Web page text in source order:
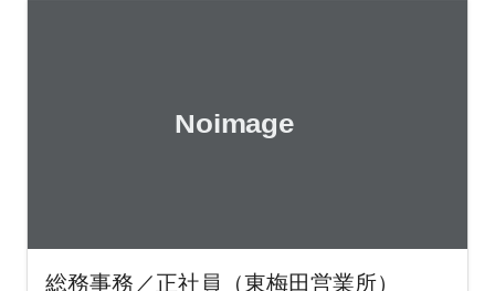
総務事務／正社員（東梅田営業所）